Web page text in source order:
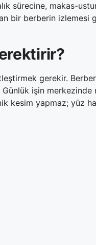
sürecine, makas-
bir berberin
gerekir.
işin
kesim yapmaz; yüz